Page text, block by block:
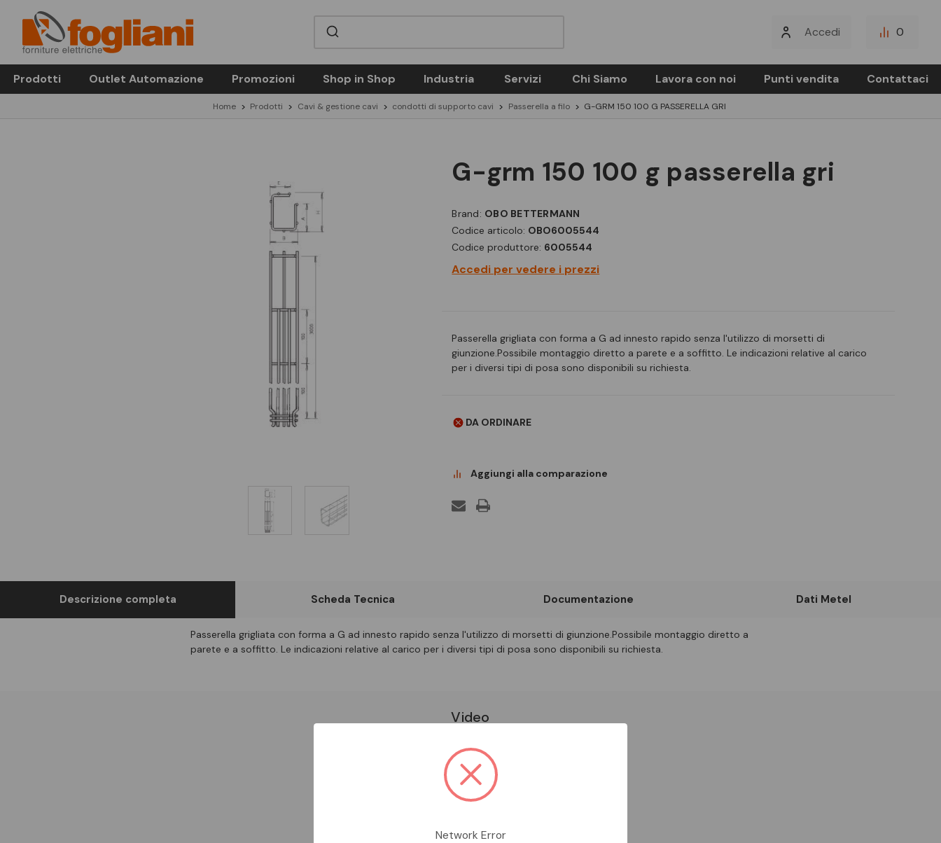
Accedi 0
Prodotti Outlet Automazione Promozioni Shop in Shop Industria Servizi Chi Siamo Lavora con noi Punti vendita Contattaci
Home Prodotti Cavi & gestione cavi condotti di supporto cavi Passerella a filo G-GRM 150 100 G PASSERELLA GRI
g-grm 150 100 g passerella gri
Brand: OBO BETTERMANN
Codice articolo: OBO6005544
Codice produttore: 6005544
Accedi per vedere i prezzi
Passerella grigliata con forma a G ad innesto rapido senza l'utilizzo di morsetti di
giunzione.Possibile montaggio diretto a parete e a soffitto. Le indicazioni relative al carico
per i diversi tipi di posa sono disponibili su richiesta.
DA ORDINARE
Aggiungi alla comparazione
Descrizione completa Scheda Tecnica Documentazione Dati Metel
Passerella grigliata con forma a G ad innesto rapido senza l'utilizzo di morsetti di giunzione.Possibile montaggio diretto a
parete e a soffitto. Le indicazioni relative al carico per i diversi tipi di posa sono disponibili su richiesta.
Video
Network Error